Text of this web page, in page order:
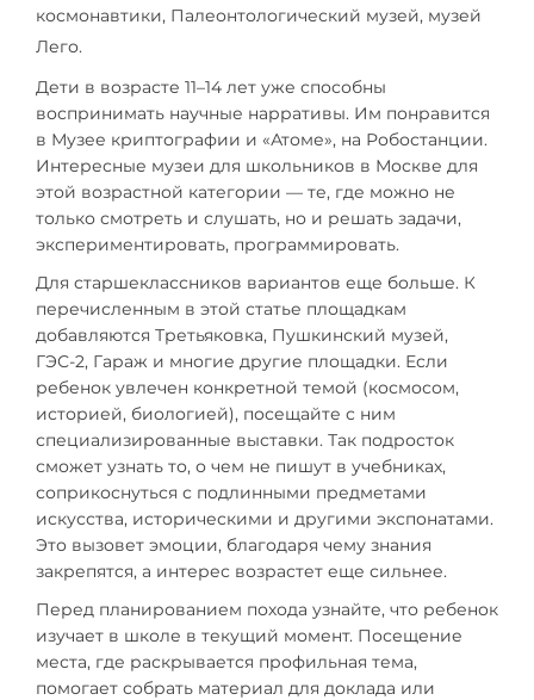
космонавтики, Палеонтологический музей, музей
Лего.
Дети в возрасте 11–14 лет уже способны
воспринимать научные нарративы. Им понравится
в Музее криптографии и «Атоме», на Робостанции.
Интересные музеи для школьников в Москве для
этой возрастной категории — те, где можно не
только смотреть и слушать, но и решать задачи,
экспериментировать, программировать.
Для старшеклассников вариантов еще больше. К
перечисленным в этой статье площадкам
добавляются Третьяковка, Пушкинский музей,
ГЭС-2, Гараж и многие другие площадки. Если
ребенок увлечен конкретной темой (космосом,
историей, биологией), посещайте с ним
специализированные выставки. Так подросток
сможет узнать то, о чем не пишут в учебниках,
соприкоснуться с подлинными предметами
искусства, историческими и другими экспонатами.
Это вызовет эмоции, благодаря чему знания
закрепятся, а интерес возрастет еще сильнее.
Перед планированием похода узнайте, что ребенок
изучает в школе в текущий момент. Посещение
места, где раскрывается профильная тема,
помогает собрать материал для доклада или